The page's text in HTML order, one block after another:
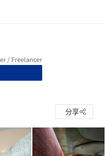
分享